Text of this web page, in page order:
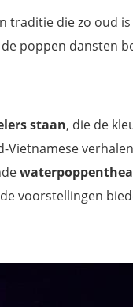
traditie die zo oud is
poppen dansten
staan, die de
voorstellingen